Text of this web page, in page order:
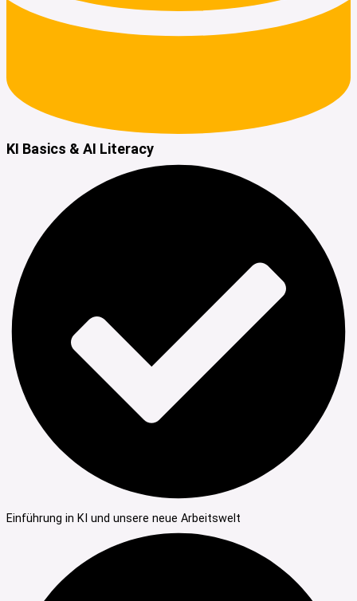
KI Basics & AI Literacy
Einführung in KI und unsere neue Arbeitswelt